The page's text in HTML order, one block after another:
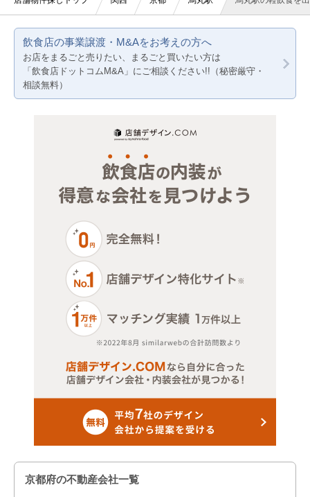
医療・歯科・クリニック
物販・小売
兵庫
飲食店の事業譲渡・M&Aをお考えの方へ
お店をまるごと売りたい、まるごと買いたい方は
「飲食店ドットコムM&A」にご相談ください!!（秘密厳守・
相談無料）
京都府の不動産会社一覧